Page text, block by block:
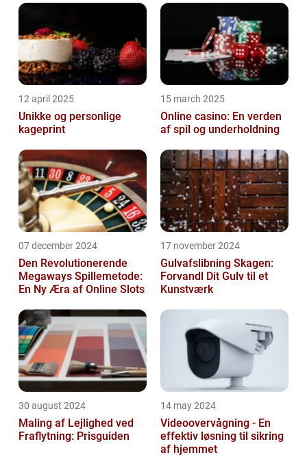
12 april 2025
Unikke og personlige
kageprint
15 march 2025
Online casino: En verden
af spil og underholdning
07 december 2024
Den Revolutionerende
Megaways Spillemetode:
En Ny Æra af Online Slots
17 november 2024
Gulvafslibning Skagen:
Forvandl Dit Gulv til et
Kunstværk
30 august 2024
Maling af Lejlighed ved
Fraflytning: Prisguiden
14 may 2024
Videoovervågning - En
effektiv løsning til sikring
af hjemmet